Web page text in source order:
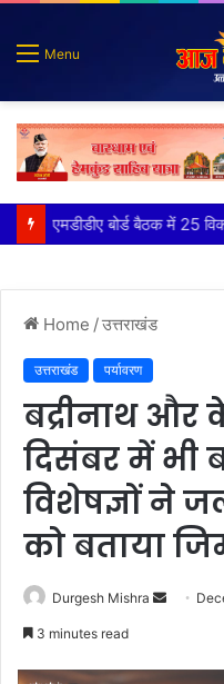
Menu
Home /उत्तराखंड
उत्तराखंड पर्यावरण
बद्रीनाथ और
दिसंबर में भी
विशेषज्ञों ने
को बताया
Durgesh Mishra
Send
3 minutes read